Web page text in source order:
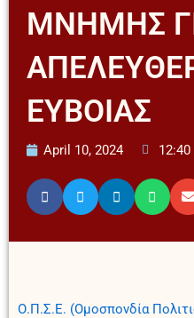
ΜΝΗΜΗΣ
ΕΥΒΟΙΑΣ
April 10, 2024
Ο.Π.Σ.Ε. (Ομοσπονδία